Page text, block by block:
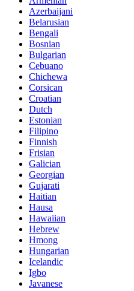
Azerbaijani
Belarusian
Bengali
Bosnian
Bulgarian
Cebuano
Chichewa
Corsican
Croatian
Dutch
Estonian
Filipino
Finnish
Frisian
Galician
Georgian
Gujarati
Haitian
Hausa
Hawaiian
Hebrew
Hmong
Hungarian
Icelandic
Igbo
Javanese